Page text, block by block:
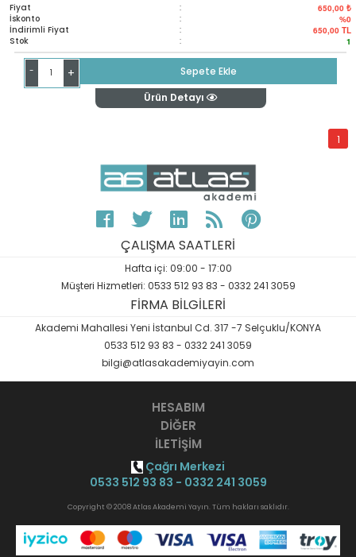
Fiyat : 650,00 ₺
İskonto : %0
İndirimli Fiyat : 650,00 TL
Stok : 1
- +
Sepete Ekle
Ürün Detayı
1
ÇALIŞMA SAATLERİ
Hafta içi: 09:00 - 17:00
Müşteri Hizmetleri: 0533 512 93 83 - 0332 241 3059
FİRMA BİLGİLERİ
Akademi Mahallesi Yeni İstanbul Cd. 317 -7 Selçuklu/KONYA
0533 512 93 83 - 0332 241 3059
bilgi@atlasakademiyayin.com
HESABIM
DİĞER
İLETİŞİM
Çağrı Merkezi
0533 512 93 83 - 0332 241 3059
Copyright © 2008 Atlas Akademi Yayın. Tüm hakları saklıdır.